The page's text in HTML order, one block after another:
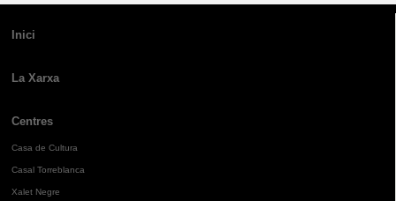
Inici
La Xarxa
Centres
Casa de Cultura
Casal Torreblanca
Xalet Negre